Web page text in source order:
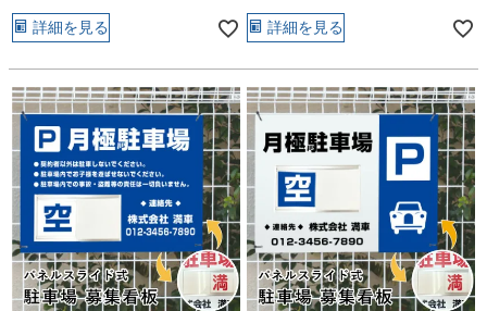
詳細を見る 詳細を見る